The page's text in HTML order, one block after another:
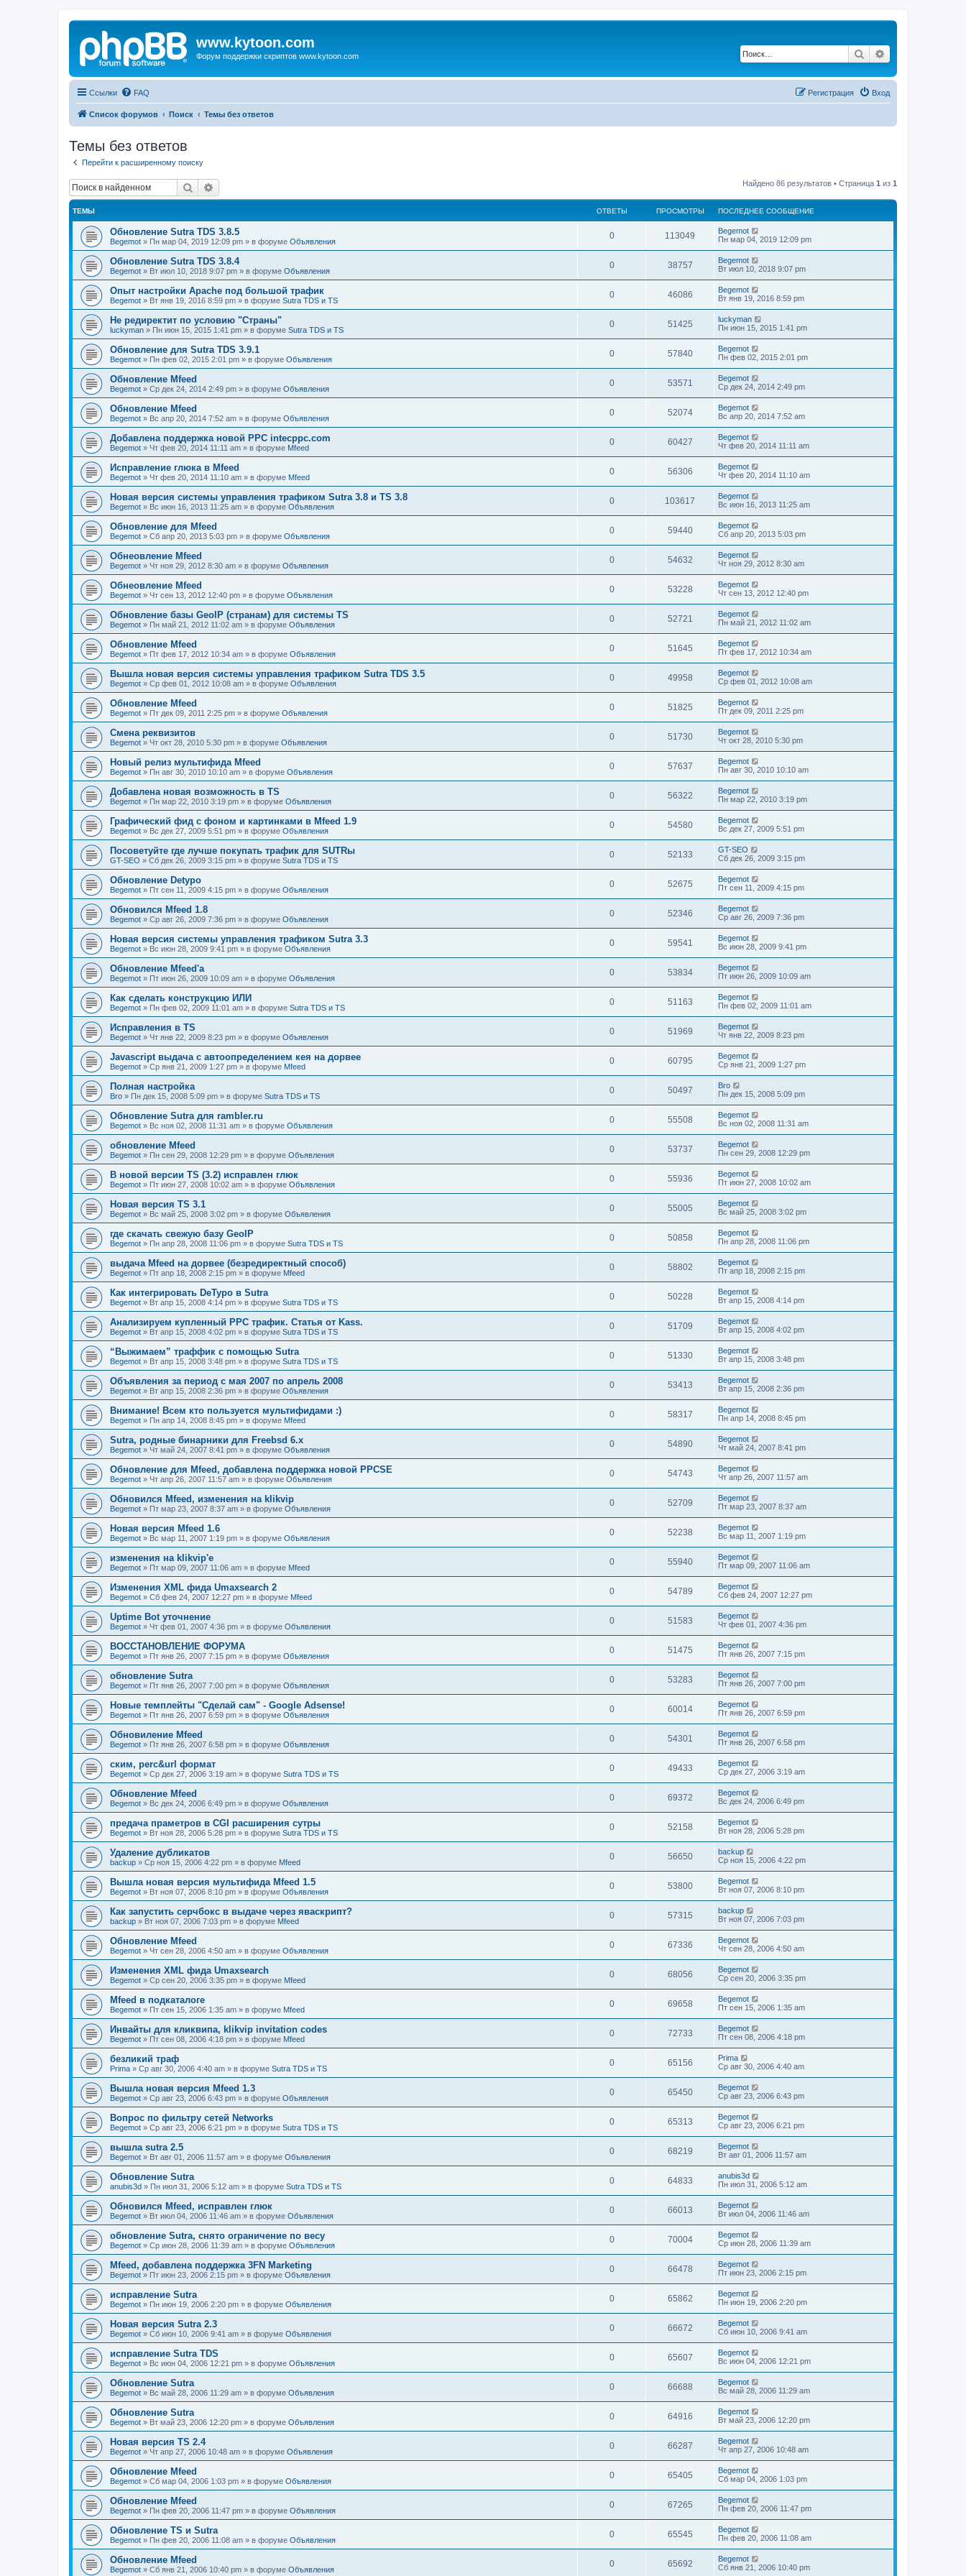
www.kytoon.com
Форум поддержки скриптов www.kytoon.com Поиск
Ссылки FAQ Вход
Регистрация
Список форумов Поиск Темы без ответов
Темы без ответов
Перейти к расширенному поиску
Поиск Найдено 86 результатов • Страница 1 из 1
ТЕМЫ ОТВЕТЫ ПРОСМОТРЫ ПОСЛЕДНЕЕ СООБЩЕНИЕ
Обновление Sutra TDS 3.8.5
Begemot » Пн мар 04, 2019 12:09 pm » в форуме Объявления
0 113049
Begemot
Пн мар 04, 2019 12:09 pm
Обновление Sutra TDS 3.8.4
Begemot » Вт июл 10, 2018 9:07 pm » в форуме Объявления
0 38757
Begemot
Вт июл 10, 2018 9:07 pm
Опыт настройки Apache под большой трафик
Begemot » Вт янв 19, 2016 8:59 pm » в форуме Sutra TDS и TS
0 46086
Begemot
Вт янв 19, 2016 8:59 pm
Не редиректит по условию "Страны"
luckyman » Пн июн 15, 2015 1:41 pm » в форуме Sutra TDS и TS
0 51425
luckyman
Пн июн 15, 2015 1:41 pm
Обновление для Sutra TDS 3.9.1
Begemot » Пн фев 02, 2015 2:01 pm » в форуме Объявления
0 57840
Begemot
Пн фев 02, 2015 2:01 pm
Обновление Mfeed
Begemot » Ср дек 24, 2014 2:49 pm » в форуме Объявления
0 53571
Begemot
Ср дек 24, 2014 2:49 pm
Обновление Mfeed
Begemot » Вс апр 20, 2014 7:52 am » в форуме Объявления
0 52074
Begemot
Вс апр 20, 2014 7:52 am
Добавлена поддержка новой PPC intecppc.com
Begemot » Чт фев 20, 2014 11:11 am » в форуме Mfeed
0 60427
Begemot
Чт фев 20, 2014 11:11 am
Исправление глюка в Mfeed
Begemot » Чт фев 20, 2014 11:10 am » в форуме Mfeed
0 56306
Begemot
Чт фев 20, 2014 11:10 am
Новая версия системы управления трафиком Sutra 3.8 и TS 3.8
Begemot » Вс июн 16, 2013 11:25 am » в форуме Объявления
0 103617
Begemot
Вс июн 16, 2013 11:25 am
Обновление для Mfeed
Begemot » Сб апр 20, 2013 5:03 pm » в форуме Объявления
0 59440
Begemot
Сб апр 20, 2013 5:03 pm
Обнеовление Mfeed
Begemot » Чт ноя 29, 2012 8:30 am » в форуме Объявления
0 54632
Begemot
Чт ноя 29, 2012 8:30 am
Обнеовление Mfeed
Begemot » Чт сен 13, 2012 12:40 pm » в форуме Объявления
0 53228
Begemot
Чт сен 13, 2012 12:40 pm
Обновление базы GeoIP (странам) для системы TS
Begemot » Пн май 21, 2012 11:02 am » в форуме Объявления
0 52721
Begemot
Пн май 21, 2012 11:02 am
Обновление Mfeed
Begemot » Пт фев 17, 2012 10:34 am » в форуме Объявления
0 51645
Begemot
Пт фев 17, 2012 10:34 am
Вышла новая версия системы управления трафиком Sutra TDS 3.5
Begemot » Ср фев 01, 2012 10:08 am » в форуме Объявления
0 49958
Begemot
Ср фев 01, 2012 10:08 am
Обновление Mfeed
Begemot » Пт дек 09, 2011 2:25 pm » в форуме Объявления
0 51825
Begemot
Пт дек 09, 2011 2:25 pm
Смена реквизитов
Begemot » Чт окт 28, 2010 5:30 pm » в форуме Объявления
0 51730
Begemot
Чт окт 28, 2010 5:30 pm
Новый релиз мультифида Mfeed
Begemot » Пн авг 30, 2010 10:10 am » в форуме Объявления
0 57637
Begemot
Пн авг 30, 2010 10:10 am
Добавлена новая возможность в TS
Begemot » Пн мар 22, 2010 3:19 pm » в форуме Объявления
0 56322
Begemot
Пн мар 22, 2010 3:19 pm
Графический фид с фоном и картинками в Mfeed 1.9
Begemot » Вс дек 27, 2009 5:51 pm » в форуме Объявления
0 54580
Begemot
Вс дек 27, 2009 5:51 pm
Посоветуйте где лучше покупать трафик для SUTRы
GT-SEO » Сб дек 26, 2009 3:15 pm » в форуме Sutra TDS и TS
0 52133
GT-SEO
Сб дек 26, 2009 3:15 pm
Обновление Detypo
Begemot » Пт сен 11, 2009 4:15 pm » в форуме Объявления
0 52675
Begemot
Пт сен 11, 2009 4:15 pm
Обновился Mfeed 1.8
Begemot » Ср авг 26, 2009 7:36 pm » в форуме Объявления
0 52346
Begemot
Ср авг 26, 2009 7:36 pm
Новая версия системы управления трафиком Sutra 3.3
Begemot » Вс июн 28, 2009 9:41 pm » в форуме Объявления
0 59541
Begemot
Вс июн 28, 2009 9:41 pm
Обновление Mfeed'а
Begemot » Пт июн 26, 2009 10:09 am » в форуме Объявления
0 53834
Begemot
Пт июн 26, 2009 10:09 am
Как сделать конструкцию ИЛИ
Begemot » Пн фев 02, 2009 11:01 am » в форуме Sutra TDS и TS
0 51163
Begemot
Пн фев 02, 2009 11:01 am
Исправления в TS
Begemot » Чт янв 22, 2009 8:23 pm » в форуме Объявления
0 51969
Begemot
Чт янв 22, 2009 8:23 pm
Javascript выдача с автоопределением кея на дорвее
Begemot » Ср янв 21, 2009 1:27 pm » в форуме Mfeed
0 60795
Begemot
Ср янв 21, 2009 1:27 pm
Полная настройка
Bro » Пн дек 15, 2008 5:09 pm » в форуме Sutra TDS и TS
0 50497
Bro
Пн дек 15, 2008 5:09 pm
Обновление Sutra для rambler.ru
Begemot » Вс ноя 02, 2008 11:31 am » в форуме Объявления
0 55508
Begemot
Вс ноя 02, 2008 11:31 am
обновление Mfeed
Begemot » Пн сен 29, 2008 12:29 pm » в форуме Объявления
0 53737
Begemot
Пн сен 29, 2008 12:29 pm
В новой версии TS (3.2) исправлен глюк
Begemot » Пт июн 27, 2008 10:02 am » в форуме Объявления
0 55936
Begemot
Пт июн 27, 2008 10:02 am
Новая версия TS 3.1
Begemot » Вс май 25, 2008 3:02 pm » в форуме Объявления
0 55005
Begemot
Вс май 25, 2008 3:02 pm
где скачать свежую базу GeoIP
Begemot » Пн апр 28, 2008 11:06 pm » в форуме Sutra TDS и TS
0 50858
Begemot
Пн апр 28, 2008 11:06 pm
выдача Mfeed на дорвее (безредиректный способ)
Begemot » Пт апр 18, 2008 2:15 pm » в форуме Mfeed
0 58802
Begemot
Пт апр 18, 2008 2:15 pm
Как интегрировать DeTypo в Sutra
Begemot » Вт апр 15, 2008 4:14 pm » в форуме Sutra TDS и TS
0 50228
Begemot
Вт апр 15, 2008 4:14 pm
Анализируем купленный PPC трафик. Статья от Kass.
Begemot » Вт апр 15, 2008 4:02 pm » в форуме Sutra TDS и TS
0 51709
Begemot
Вт апр 15, 2008 4:02 pm
“Выжимаем” траффик с помощью Sutra
Begemot » Вт апр 15, 2008 3:48 pm » в форуме Sutra TDS и TS
0 51330
Begemot
Вт апр 15, 2008 3:48 pm
Объявления за период с мая 2007 по апрель 2008
Begemot » Вт апр 15, 2008 2:36 pm » в форуме Объявления
0 53413
Begemot
Вт апр 15, 2008 2:36 pm
Внимание! Всем кто пользуется мультифидами :)
Begemot » Пн апр 14, 2008 8:45 pm » в форуме Mfeed
0 58317
Begemot
Пн апр 14, 2008 8:45 pm
Sutra, родные бинарники для Freebsd 6.x
Begemot » Чт май 24, 2007 8:41 pm » в форуме Объявления
0 54890
Begemot
Чт май 24, 2007 8:41 pm
Обновление для Mfeed, добавлена поддержка новой PPCSE
Begemot » Чт апр 26, 2007 11:57 am » в форуме Объявления
0 54743
Begemot
Чт апр 26, 2007 11:57 am
Обновился Mfeed, изменения на klikvip
Begemot » Пт мар 23, 2007 8:37 am » в форуме Объявления
0 52709
Begemot
Пт мар 23, 2007 8:37 am
Новая версия Mfeed 1.6
Begemot » Вс мар 11, 2007 1:19 pm » в форуме Объявления
0 52238
Begemot
Вс мар 11, 2007 1:19 pm
изменения на klikvip'е
Begemot » Пт мар 09, 2007 11:06 am » в форуме Mfeed
0 55940
Begemot
Пт мар 09, 2007 11:06 am
Изменения XML фида Umaxsearch 2
Begemot » Сб фев 24, 2007 12:27 pm » в форуме Mfeed
0 54789
Begemot
Сб фев 24, 2007 12:27 pm
Uptime Bot уточнение
Begemot » Чт фев 01, 2007 4:36 pm » в форуме Объявления
0 51583
Begemot
Чт фев 01, 2007 4:36 pm
ВОССТАНОВЛЕНИЕ ФОРУМА
Begemot » Пт янв 26, 2007 7:15 pm » в форуме Объявления
0 51475
Begemot
Пт янв 26, 2007 7:15 pm
обновление Sutra
Begemot » Пт янв 26, 2007 7:00 pm » в форуме Объявления
0 53283
Begemot
Пт янв 26, 2007 7:00 pm
Новые темплейты "Cделай сам" - Google Adsense!
Begemot » Пт янв 26, 2007 6:59 pm » в форуме Объявления
0 60014
Begemot
Пт янв 26, 2007 6:59 pm
Обновиление Mfeed
Begemot » Пт янв 26, 2007 6:58 pm » в форуме Объявления
0 54301
Begemot
Пт янв 26, 2007 6:58 pm
ским, perc&url формат
Begemot » Ср дек 27, 2006 3:19 am » в форуме Sutra TDS и TS
0 49433
Begemot
Ср дек 27, 2006 3:19 am
Обновление Mfeed
Begemot » Вс дек 24, 2006 6:49 pm » в форуме Объявления
0 69372
Begemot
Вс дек 24, 2006 6:49 pm
предача праметров в CGI расширения сутры
Begemot » Вт ноя 28, 2006 5:28 pm » в форуме Sutra TDS и TS
0 52158
Begemot
Вт ноя 28, 2006 5:28 pm
Удаление дубликатов
backup » Ср ноя 15, 2006 4:22 pm » в форуме Mfeed
0 56650
backup
Ср ноя 15, 2006 4:22 pm
Вышла новая версия мультифида Mfeed 1.5
Begemot » Вт ноя 07, 2006 8:10 pm » в форуме Объявления
0 53800
Begemot
Вт ноя 07, 2006 8:10 pm
Как запустить серчбокс в выдаче через яваскрипт?
backup » Вт ноя 07, 2006 7:03 pm » в форуме Mfeed
0 57315
backup
Вт ноя 07, 2006 7:03 pm
Обновление Mfeed
Begemot » Чт сен 28, 2006 4:50 am » в форуме Объявления
0 67336
Begemot
Чт сен 28, 2006 4:50 am
Изменения XML фида Umaxsearch
Begemot » Ср сен 20, 2006 3:35 pm » в форуме Mfeed
0 68056
Begemot
Ср сен 20, 2006 3:35 pm
Mfeed в подкаталоге
Begemot » Пт сен 15, 2006 1:35 am » в форуме Mfeed
0 69658
Begemot
Пт сен 15, 2006 1:35 am
Инвайты для кликвипа, klikvip invitation codes
Begemot » Пт сен 08, 2006 4:18 pm » в форуме Mfeed
0 72733
Begemot
Пт сен 08, 2006 4:18 pm
безликий траф
Prima » Ср авг 30, 2006 4:40 am » в форуме Sutra TDS и TS
0 65156
Prima
Ср авг 30, 2006 4:40 am
Вышла новая версия Mfeed 1.3
Begemot » Ср авг 23, 2006 6:43 pm » в форуме Объявления
0 65450
Begemot
Ср авг 23, 2006 6:43 pm
Вопрос по фильтру сетей Networks
Begemot » Ср авг 23, 2006 6:21 pm » в форуме Sutra TDS и TS
0 65313
Begemot
Ср авг 23, 2006 6:21 pm
вышла sutra 2.5
Begemot » Вт авг 01, 2006 11:57 am » в форуме Объявления
0 68219
Begemot
Вт авг 01, 2006 11:57 am
Обновление Sutra
anubis3d » Пн июл 31, 2006 5:12 am » в форуме Sutra TDS и TS
0 64833
anubis3d
Пн июл 31, 2006 5:12 am
Обновился Mfeed, исправлен глюк
Begemot » Вт июл 04, 2006 11:46 am » в форуме Объявления
0 66013
Begemot
Вт июл 04, 2006 11:46 am
обновление Sutra, снято ограничение по весу
Begemot » Ср июн 28, 2006 11:39 am » в форуме Объявления
0 70004
Begemot
Ср июн 28, 2006 11:39 am
Mfeed, добавлена поддержка 3FN Marketing
Begemot » Пт июн 23, 2006 2:15 pm » в форуме Объявления
0 66478
Begemot
Пт июн 23, 2006 2:15 pm
исправление Sutra
Begemot » Пн июн 19, 2006 2:20 pm » в форуме Объявления
0 65862
Begemot
Пн июн 19, 2006 2:20 pm
Новая версия Sutra 2.3
Begemot » Сб июн 10, 2006 9:41 am » в форуме Объявления
0 66672
Begemot
Сб июн 10, 2006 9:41 am
исправление Sutra TDS
Begemot » Вс июн 04, 2006 12:21 pm » в форуме Объявления
0 65607
Begemot
Вс июн 04, 2006 12:21 pm
Обновление Sutra
Begemot » Вс май 28, 2006 11:29 am » в форуме Объявления
0 66688
Begemot
Вс май 28, 2006 11:29 am
Обновление Sutra
Begemot » Вт май 23, 2006 12:20 pm » в форуме Объявления
0 64916
Begemot
Вт май 23, 2006 12:20 pm
Новая версия TS 2.4
Begemot » Чт апр 27, 2006 10:48 am » в форуме Объявления
0 66287
Begemot
Чт апр 27, 2006 10:48 am
Обновление Mfeed
Begemot » Сб мар 04, 2006 1:03 pm » в форуме Объявления
0 65405
Begemot
Сб мар 04, 2006 1:03 pm
Обновление Mfeed
Begemot » Пн фев 20, 2006 11:47 pm » в форуме Объявления
0 67265
Begemot
Пн фев 20, 2006 11:47 pm
Обновление TS и Sutra
Begemot » Пн фев 20, 2006 11:08 am » в форуме Объявления
0 65545
Begemot
Пн фев 20, 2006 11:08 am
Обновление Mfeed
Begemot » Сб янв 21, 2006 10:40 pm » в форуме Объявления
0 65692
Begemot
Сб янв 21, 2006 10:40 pm